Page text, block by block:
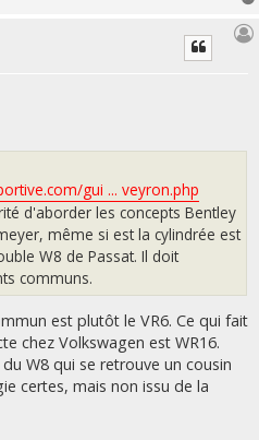
gui ... veyron.php
d'aborder les concepts Bentley
même si est la cylindrée est
W8 de Passat. Il doit
communs.
est plutôt le VR6. Ce qui fait
chez Volkswagen est WR16.
W8 qui se retrouve un cousin
certes, mais non issu de la